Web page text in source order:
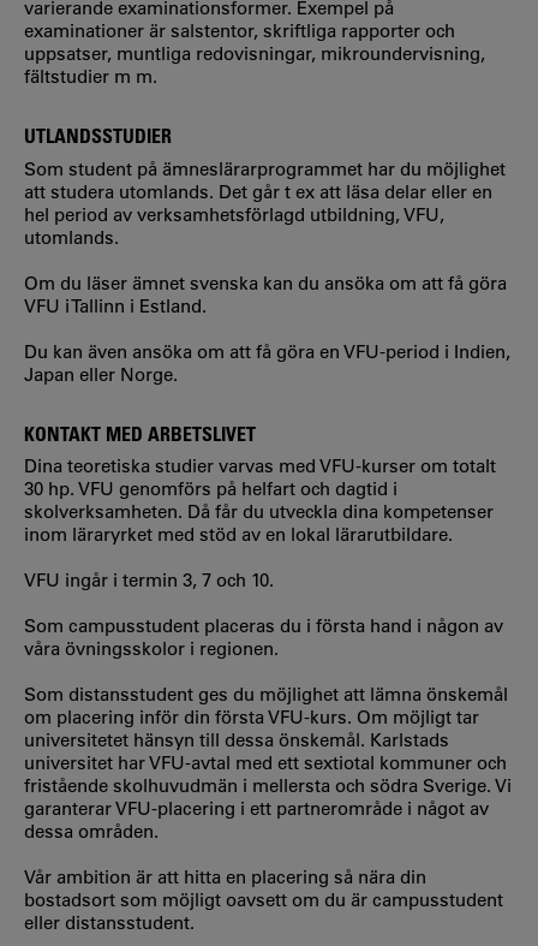
varierande examinationsformer. Exempel på
examinationer är salstentor, skriftliga rapporter och
uppsatser, muntliga redovisningar, mikroundervisning,
fältstudier m m.
UTLANDSSTUDIER
Som student på ämneslärarprogrammet har du möjlighet
att studera utomlands. Det går t ex att läsa delar eller en
hel period av verksamhetsförlagd utbildning, VFU,
utomlands.
Om du läser ämnet svenska kan du ansöka om att få göra
VFU i Tallinn i Estland.
Du kan även ansöka om att få göra en VFU-period i Indien,
Japan eller Norge.
KONTAKT MED ARBETSLIVET
Dina teoretiska studier varvas med VFU-kurser om totalt
30 hp. VFU genomförs på helfart och dagtid i
skolverksamheten. Då får du utveckla dina kompetenser
inom läraryrket med stöd av en lokal lärarutbildare.
VFU ingår i termin 3, 7 och 10.
Som campusstudent placeras du i första hand i någon av
våra övningsskolor i regionen.
Som distansstudent ges du möjlighet att lämna önskemål
om placering inför din första VFU-kurs. Om möjligt tar
universitetet hänsyn till dessa önskemål. Karlstads
universitet har VFU-avtal med ett sextiotal kommuner och
fristående skolhuvudmän i mellersta och södra Sverige. Vi
garanterar VFU-placering i ett partnerområde i något av
dessa områden.
Vår ambition är att hitta en placering så nära din
bostadsort som möjligt oavsett om du är campusstudent
eller distansstudent.